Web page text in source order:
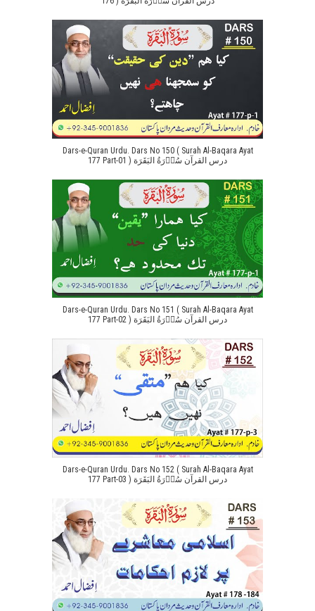
Dars-e-Quran Urdu. Dars No 150 ( Surah Al-Baqara Ayat
177 Part-01 ) درس القرآن سُوۡرَةُ البَقَرَة
Dars-e-Quran Urdu. Dars No 151 ( Surah Al-Baqara Ayat
177 Part-02 ) درس القرآن سُوۡرَةُ البَقَرَة
Dars-e-Quran Urdu. Dars No 152 ( Surah Al-Baqara Ayat
177 Part-03 ) درس القرآن سُوۡرَةُ البَقَرَة